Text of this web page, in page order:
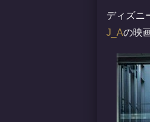
ディズニ
J_Aの映